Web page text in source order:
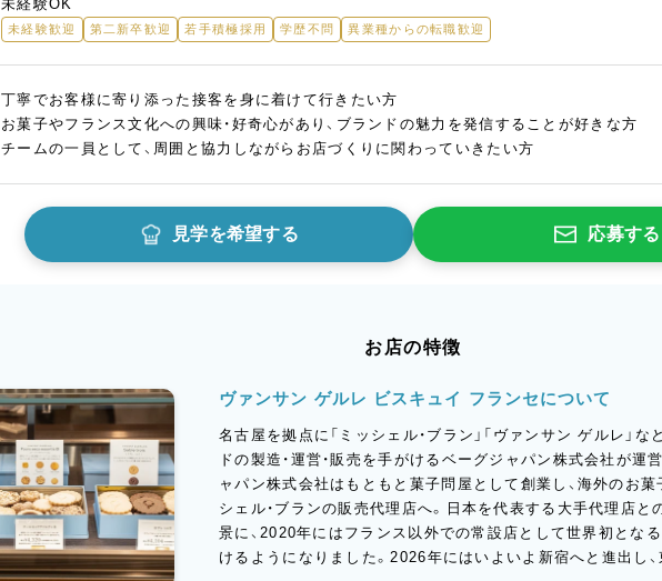
未経験OK
未経験歓迎 第二新卒歓迎 若手積極採用 学歴不問 異業種からの転職歓迎
丁寧でお客様に寄り添った接客を身に着けて行きたい方
お菓子やフランス文化への興味・好奇心があり、ブランドの魅力を発信することが好きな方
チームの一員として、周囲と協力しながらお店づくりに関わっていきたい方
見学を希望する 応募する
お店の特徴
ヴァンサン ゲルレ ビスキュイ フランセについて
名古屋を拠点に「ミッシェル・ブラン」「ヴァンサン ゲルレ」
ドの製造・運営・販売を手がけるベーグジャパン株式会社が
ャパン株式会社はもともと菓子問屋として創業し、海外のお
シェル・ブランの販売代理店へ。日本を代表する大手代理店
景に、2020年にはフランス以外での常設店として世界初とな
けるようになりました。2026年にはいよいよ新宿へと進出し